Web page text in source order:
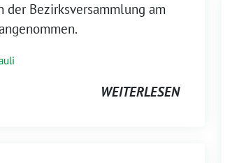
der Bezirksversammlung am
WEITERLESEN